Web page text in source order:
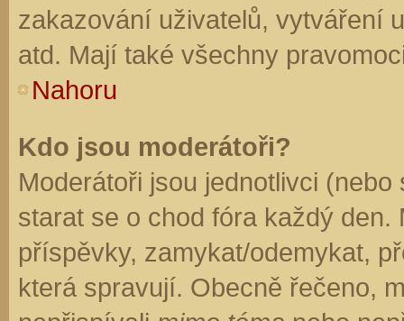
zakazování uživatelů, vytváření
atd. Mají také všechny
Nahoru
Kdo jsou moderátoři?
Moderátoři jsou jednotlivci
starat se o chod fóra každý
příspěvky, zamykat/odemykat,
která spravují. Obecně řečeno,